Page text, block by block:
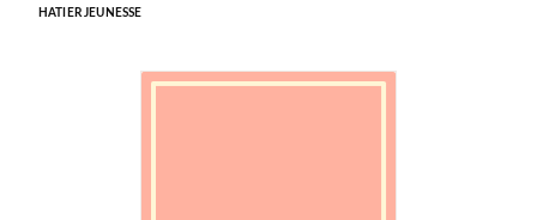
HATIER JEUNESSE